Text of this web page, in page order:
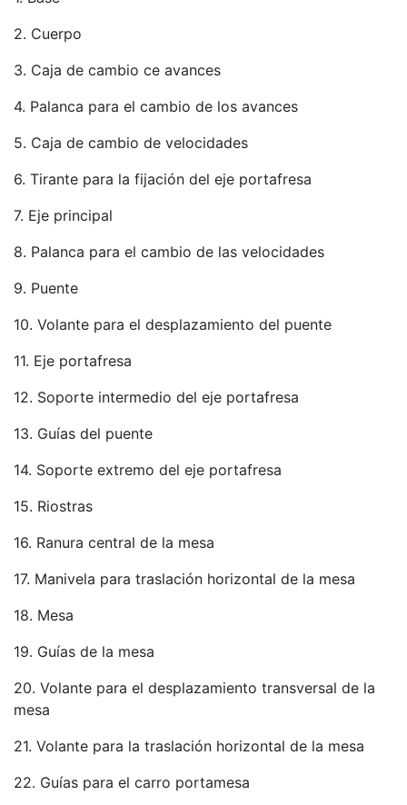
2. Cuerpo
3. Caja de cambio ce avances
4. Palanca para el cambio de los avances
5. Caja de cambio de velocidades
6. Tirante para la fijación del eje portafresa
7. Eje principal
8. Palanca para el cambio de las velocidades
9. Puente
10. Volante para el desplazamiento del puente
11. Eje portafresa
12. Soporte intermedio del eje portafresa
13. Guías del puente
14. Soporte extremo del eje portafresa
15. Riostras
16. Ranura central de la mesa
17. Manivela para traslación horizontal de la mesa
18. Mesa
19. Guías de la mesa
20. Volante para el desplazamiento transversal de la
mesa
21. Volante para la traslación horizontal de la mesa
22. Guías para el carro portamesa